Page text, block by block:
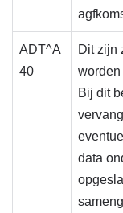
ADT^A
40
Dit zijn
worden
Bij dit
data